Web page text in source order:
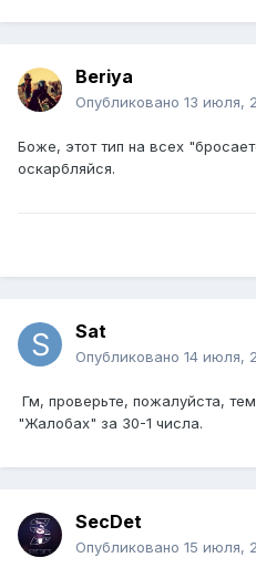
Beriya
Опубликовано 13 июля,
Боже, этот тип на всех
оскарбляйся.
Sat
Опубликовано 14 июля,
Гм, проверьте, пожалуйста,
"Жалобах" за 30-1 числа.
SecDet
Опубликовано 15 июля,